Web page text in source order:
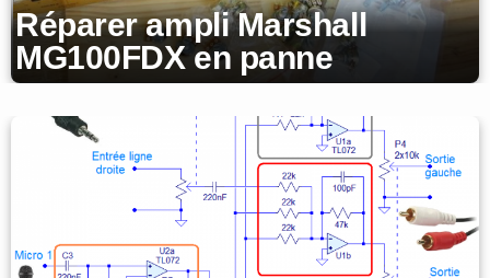
Réparer ampli Marshall
MG100FDX en panne